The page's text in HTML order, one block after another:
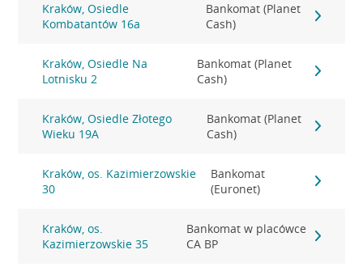
Kraków, Osiedle
Kombatantów 16a
Bankomat (Planet
Cash)
Kraków, Osiedle Na
Lotnisku 2
Bankomat (Planet
Cash)
Kraków, Osiedle Złotego
Wieku 19A
Bankomat (Planet
Cash)
Kraków, os. Kazimierzowskie
30
Bankomat
(Euronet)
Kraków, os.
Kazimierzowskie 35
Bankomat w placówce
CA BP